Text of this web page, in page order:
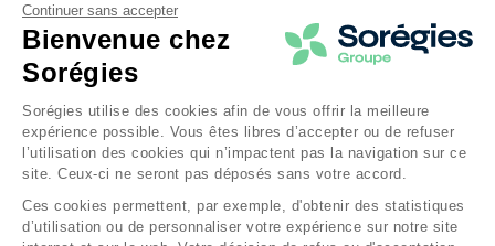
Continuer sans accepter
Bienvenue chez
Sorégies
Sorégies utilise des cookies afin de vous offrir la meilleure
expérience possible. Vous êtes libres d’accepter ou de refuser
l’utilisation des cookies qui n’impactent pas la navigation sur ce
site. Ceux-ci ne seront pas déposés sans votre accord.
Ces cookies permettent, par exemple, d'obtenir des statistiques
d’utilisation ou de personnaliser votre expérience sur notre site
Nos espaces
En savoir plus
Notre groupe